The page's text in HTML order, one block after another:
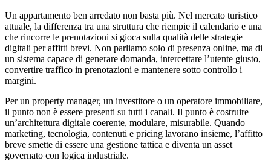
Un appartamento ben arredato non basta più. Nel mercato turistico
attuale, la differenza tra una struttura che riempie il calendario e una
che rincorre le prenotazioni si gioca sulla qualità delle strategie
digitali per affitti brevi. Non parliamo solo di presenza online, ma di
un sistema capace di generare domanda, intercettare l’utente giusto,
convertire traffico in prenotazioni e mantenere sotto controllo i
margini.
Per un property manager, un investitore o un operatore immobiliare,
il punto non è essere presenti su tutti i canali. Il punto è costruire
un’architettura digitale coerente, modulare, misurabile. Quando
marketing, tecnologia, contenuti e pricing lavorano insieme, l’affitto
breve smette di essere una gestione tattica e diventa un asset
governato con logica industriale.